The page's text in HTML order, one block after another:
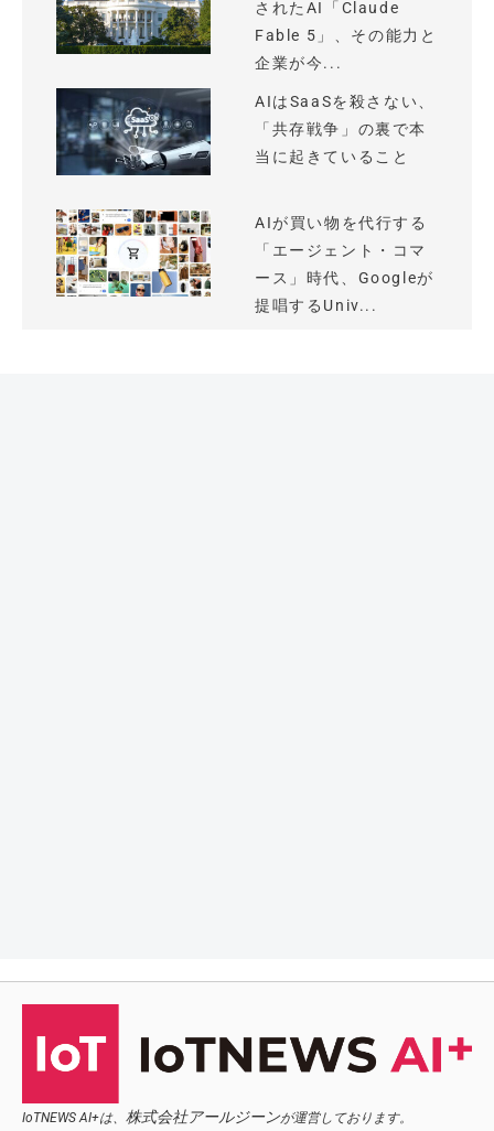
されたAI「Claude
Fable 5」、その能力と
企業が今...
AIはSaaSを殺さない、
「共存戦争」の裏で本
当に起きていること
AIが買い物を代行する
「エージェント・コマ
ース」時代、Googleが
提唱するUniv...
IoTNEWS AI+は、 株式会社アールジーンが運営しております。